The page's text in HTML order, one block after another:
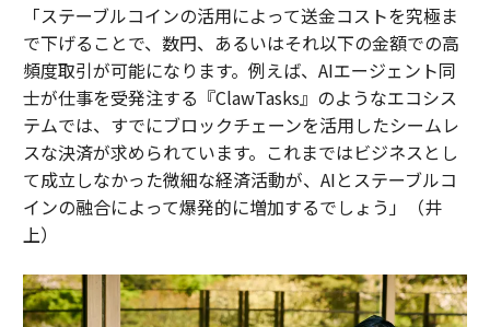
「ステーブルコインの活用によって送金コストを究極ま
で下げることで、数円、あるいはそれ以下の金額での高
頻度取引が可能になります。例えば、AIエージェント同
士が仕事を受発注する『ClawTasks』のようなエコシス
テムでは、すでにブロックチェーンを活用したシームレ
スな決済が求められています。これまではビジネスとし
て成立しなかった微細な経済活動が、AIとステーブルコ
インの融合によって爆発的に増加するでしょう」（井
上）